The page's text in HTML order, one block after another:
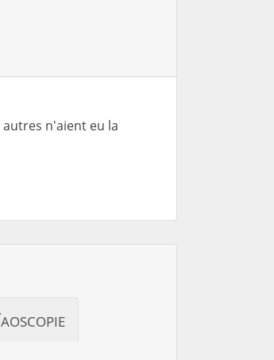
n'aient eu la